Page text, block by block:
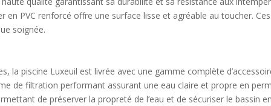
en PVC renforcé offre une surface lisse et agréable au toucher.
soignée.
la piscine Luxeuil est livrée avec une gamme complète
de filtration performant assurant une eau claire et propre en
de préserver la propreté de l’eau et de sécuriser le bassin